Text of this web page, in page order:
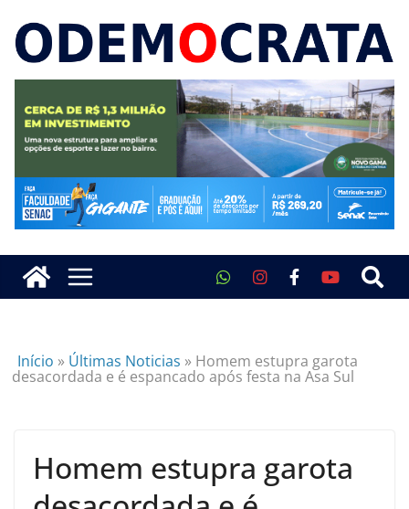
Início » Últimas Noticias » Homem estupra garota
desacordada e é espancado após festa na Asa Sul
Homem estupra garota